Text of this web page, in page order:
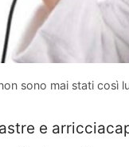
sono mai stati così
e